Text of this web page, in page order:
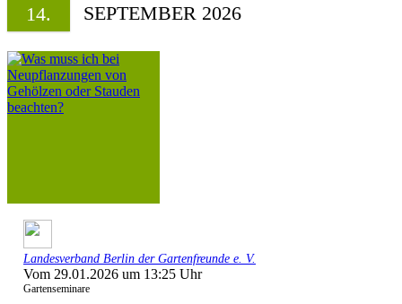
14. SEPTEMBER 2026
Landesverband Berlin der Gartenfreunde e. V.
Vom 29.01.2026 um 13:25 Uhr
Gartenseminare